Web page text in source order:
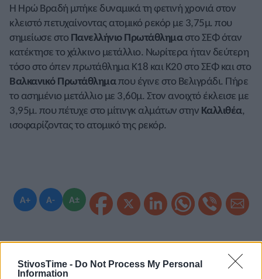
StivosTime - Do Not Process My Personal
Information
A+ A- A±
Η Ηρώ Βραδή μπήκε δυναμικά τη φετινή χρονιά στον
κλειστό πετυχαίνοντας ατομικό ρεκόρ με 3,75μ. που
σημείωσε στο Πανελλήνιο Πρωτάθλημαστο ΣΕΦ όταν
κατέκτησε το χάλκινο μετάλλιο. Νωρίτερα ήταν δεύτερη
τόσο στο όπεν πρωτάθλημα Κ18 και Κ20 στο ΣΕΦ και στο
Βαλκανικό Πρωτάθλημαπου έγινε στο Βελιγράδι. Πήρε
το ασημένιο μετάλλιο με 3,60μ. Στον ανοιχτό έκλεισε με
3,95μ. που πέτυχε στο μίτινγκ αλμάτων στην Καλλιθέα,
ισοφαρίζοντας το ατομικό της ρεκόρ.
Εγγραφείτε στο Stivostime των